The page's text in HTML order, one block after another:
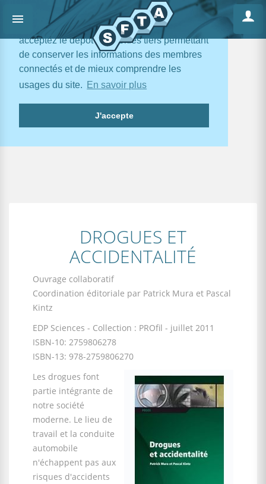
En poursuivant votre navigation, vous
acceptez le dépôt de cookies tiers permettant
de conserver les informations des membres
connectés et de mieux comprendre les
usages du site.
En savoir plus
J'accepte
DROGUES ET
ACCIDENTALITÉ
Ouvrage collaboratif
Coordination éditoriale par Patrick Mura et Pascal
Kintz
EDP Sciences - Collection : PROfil - juillet 2011
ISBN-10: 2759806278
ISBN-13: 978-2759806270
Les drogues font
partie intégrante de
notre société
moderne. Le lieu de
travail et la conduite
automobile
n'échappent pas aux
risques d'accidents